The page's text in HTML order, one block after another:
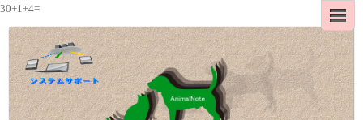
30+1+4=